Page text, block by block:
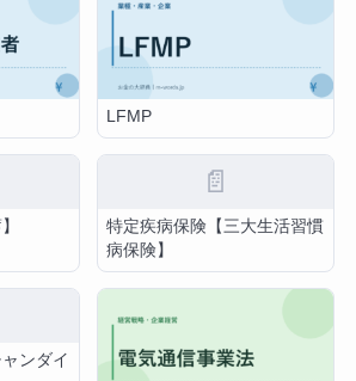
LFMP
📄
特定疾病保険【三大生活習慣
病保険】
ンダイ